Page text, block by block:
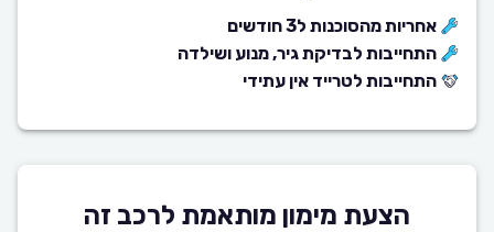
אחריות מהסוכנות ל3 חודשים
התחייבות לבדיקת גיר, מנוע ושילדה
התחייבות לטרייד אין עתידי
הצעת מימון מותאמת לרכב זה